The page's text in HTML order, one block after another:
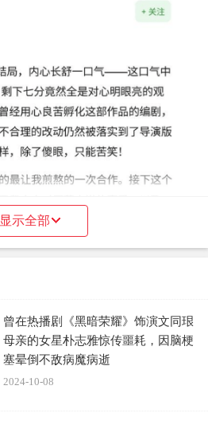
显示全部
曾在热播剧《黑暗荣耀》饰演文同珢
母亲的女星朴志雅惊传噩耗，因脑梗
塞晕倒不敌病魔病逝
2024-10-08